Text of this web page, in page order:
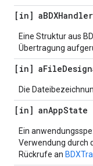
[in] a
Eine Struktur aus
Übertragung
[in] aFile
Die
[in] anAppState
Ein
Verwendung durch
Rückrufe an